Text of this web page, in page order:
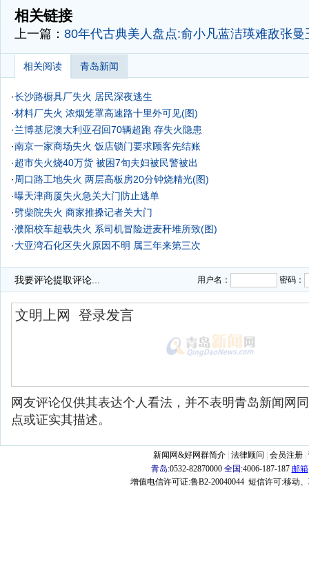
相关链接
上一篇： 80年代古典美人盘点:俞小凡蓝洁瑛难敌张曼
相关阅读 青岛新闻
·长沙路橱具厂失火 居民深夜逃生
·材料厂失火 浓烟笼罩高速路十里外可见(图)
·兰博基尼澳大利亚召回70辆超跑 存失火隐患
·南京一家商场失火 饭店锁门要求顾客先结账
·超市失火烧40万货 被困7旬夫妇被民警被出
· 周口路工地失火 两层高板房20分钟烧精光(图)
·曝天津商厦失火急关大门防止逃单
·劈柴院失火 商家推搡记者关大门
·濮阳校车超载失火 系司机冒险进麦秆堆所致(图)
·大亚湾石化区失火原因不明 属三年来第三次
我要评论提取评论... 用户名： 密码：
网友评论仅供其表达个人看法，并不表明青岛新闻网
点或证实其描述。